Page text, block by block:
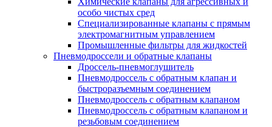
особо чистых сред
Специализированные клапаны с прямым
электромагнитным управлением
Промышленные фильтры для жидкостей
Пневмодроссели и обратные клапаны
Дроссель-пневмоглушитель
Пневмодроссель с обратным клапан и
быстроразъемным соединением
Пневмодроссель с обратным клапаном
Пневмодроссель с обратным клапаном и
резьбовым соединением